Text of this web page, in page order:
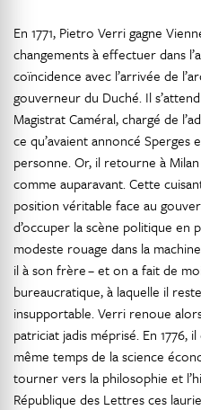
En 1771, Pietro Verri gagne
changements à effectuer dans
coïncidence avec l’arrivée de
gouverneur du Duché. Il
Magistrat Caméral, chargé de
ce qu’avaient annoncé Sperges
personne. Or, il retourne à
comme auparavant. Cette
position véritable face au
d’occuper la scène politique en
modeste rouage dans la
il à son frère – et on a fait de
bureaucratique, à laquelle il
insupportable. Verri renoue
patriciat jadis méprisé. En 1776,
même temps de la science
tourner vers la philosophie et
République des Lettres ces